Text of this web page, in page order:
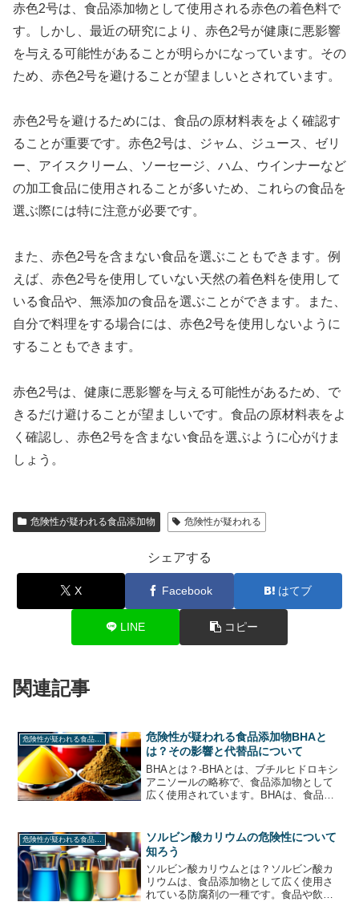
赤色2号は、食品添加物として使用される赤色の着色料で
す。しかし、最近の研究により、赤色2号が健康に悪影響
を与える可能性があることが明らかになっています。その
ため、赤色2号を避けることが望ましいとされています。
赤色2号を避けるためには、食品の原材料表をよく確認す
ることが重要です。赤色2号は、ジャム、ジュース、ゼリ
ー、アイスクリーム、ソーセージ、ハム、ウインナーなど
の加工食品に使用されることが多いため、これらの食品を
選ぶ際には特に注意が必要です。
また、赤色2号を含まない食品を選ぶこともできます。例
えば、赤色2号を使用していない天然の着色料を使用して
いる食品や、無添加の食品を選ぶことができます。また、
自分で料理をする場合には、赤色2号を使用しないように
することもできます。
赤色2号は、健康に悪影響を与える可能性があるため、で
きるだけ避けることが望ましいです。食品の原材料表をよ
く確認し、赤色2号を含まない食品を選ぶように心がけま
しょう。
危険性が疑われる食品添加物 危険性が疑われる
シェアする
X Facebook はてブ
LINE コピー
関連記事
危険性が疑われる食品添加物
危険性が疑われる食品添加物BHAと
は？その影響と代替品について
BHAとは？-BHAとは、ブチルヒドロキシ
アニソールの略称で、食品添加物として
広く使用されています。BHAは、食品の
食品の品質を維持するために非常に有用
であると考えら...
ソルビン酸カリウムの危険性について
知ろう
ソルビン酸カリウムとは？ソルビン酸カ
リウムは、食品添加物として広く使用さ
れている防腐剤の一種です。食品や飲料